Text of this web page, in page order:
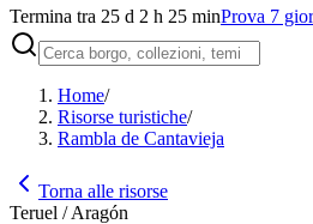
Termina tra 25 d 2 h 25 minProva 7
Home/
Risorse turistiche/
Rambla de Cantavieja
Torna alle risorse
Teruel / Aragón